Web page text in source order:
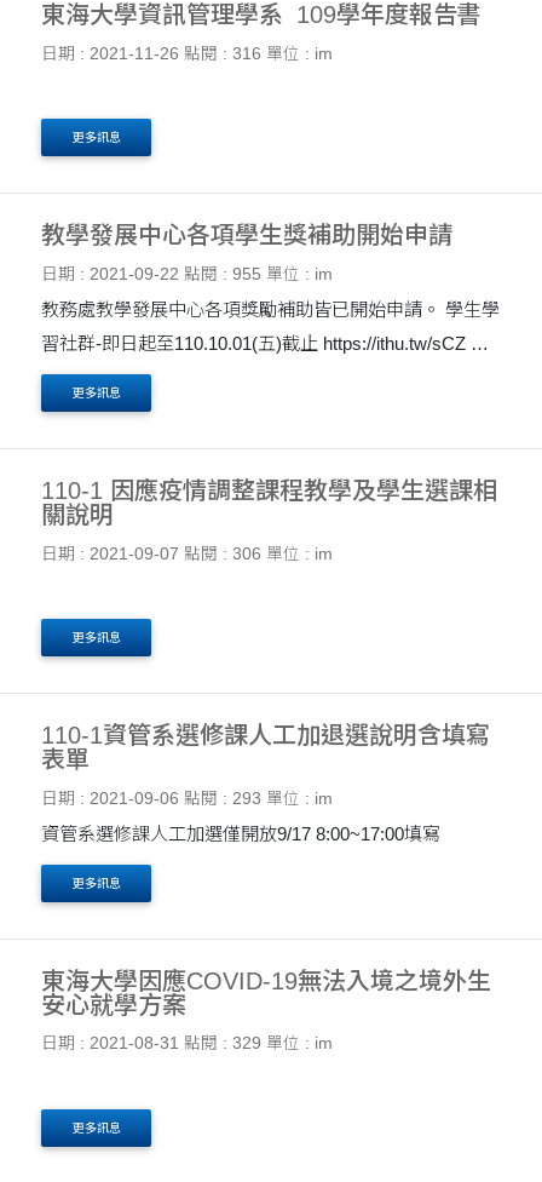
東海大學資訊管理學系_109學年度報告書
日期 : 2021-11-26 點閱 : 316 單位 : im
更多訊息
教學發展中心各項學生獎補助開始申請
日期 : 2021-09-22 點閱 : 955 單位 : im
教務處教學發展中心各項獎勵補助皆已開始申請。 學生學
習社群-即日起至110.10.01(五)截止 https://ithu.tw/sCZ​ 專
業證照獎勵-即日起至110.10.29(五)截止 https://ithu.tw/aon
校外競賽獎勵-即日起至110.11.01(一)截止 https://....
更多訊息
110-1 因應疫情調整課程教學及學生選課相
關說明
日期 : 2021-09-07 點閱 : 306 單位 : im
更多訊息
110-1資管系選修課人工加退選說明含填寫
表單
日期 : 2021-09-06 點閱 : 293 單位 : im
資管系選修課人工加選僅開放9/17 8:00~17:00填寫
更多訊息
東海大學因應COVID-19無法入境之境外生
安心就學方案
日期 : 2021-08-31 點閱 : 329 單位 : im
更多訊息